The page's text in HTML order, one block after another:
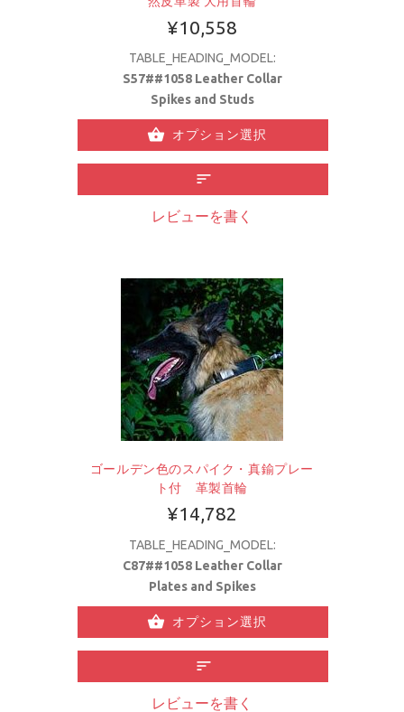
¥10,558
TABLE_HEADING_MODEL:
S57##1058 Leather Collar
Spikes and Studs
オプション選択
レビューを書く
ゴールデン色のスパイク・真鍮プレー
ト付 革製首輪
¥14,782
TABLE_HEADING_MODEL:
C87##1058 Leather Collar
Plates and Spikes
オプション選択
レビューを書く